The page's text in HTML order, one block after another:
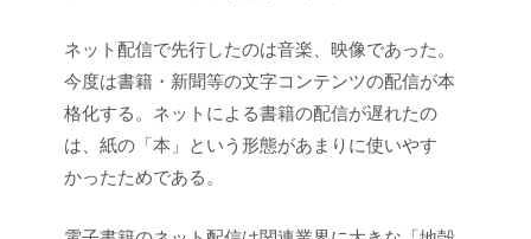
ネット配信で先行したのは音楽、映像であった。
今度は書籍・新聞等の文字コンテンツの配信が本
格化する。ネットによる書籍の配信が遅れたの
は、紙の「本」という形態があまりに使いやす
かったためである。